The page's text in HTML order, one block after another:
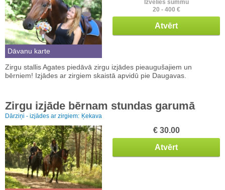
Dāvanu karte
Izvēlies summu
20 - 400 €
Atvērt
Zirgu stallis Agates piedāvā zirgu izjādes pieaugušajiem un
bērniem! Izjādes ar zirgiem skaistā apvidū pie Daugavas.
Zirgu izjāde bērnam stundas garumā
Dārziņi - izjādes ar zirgiem: Ķekava
€ 30.00
Atvērt